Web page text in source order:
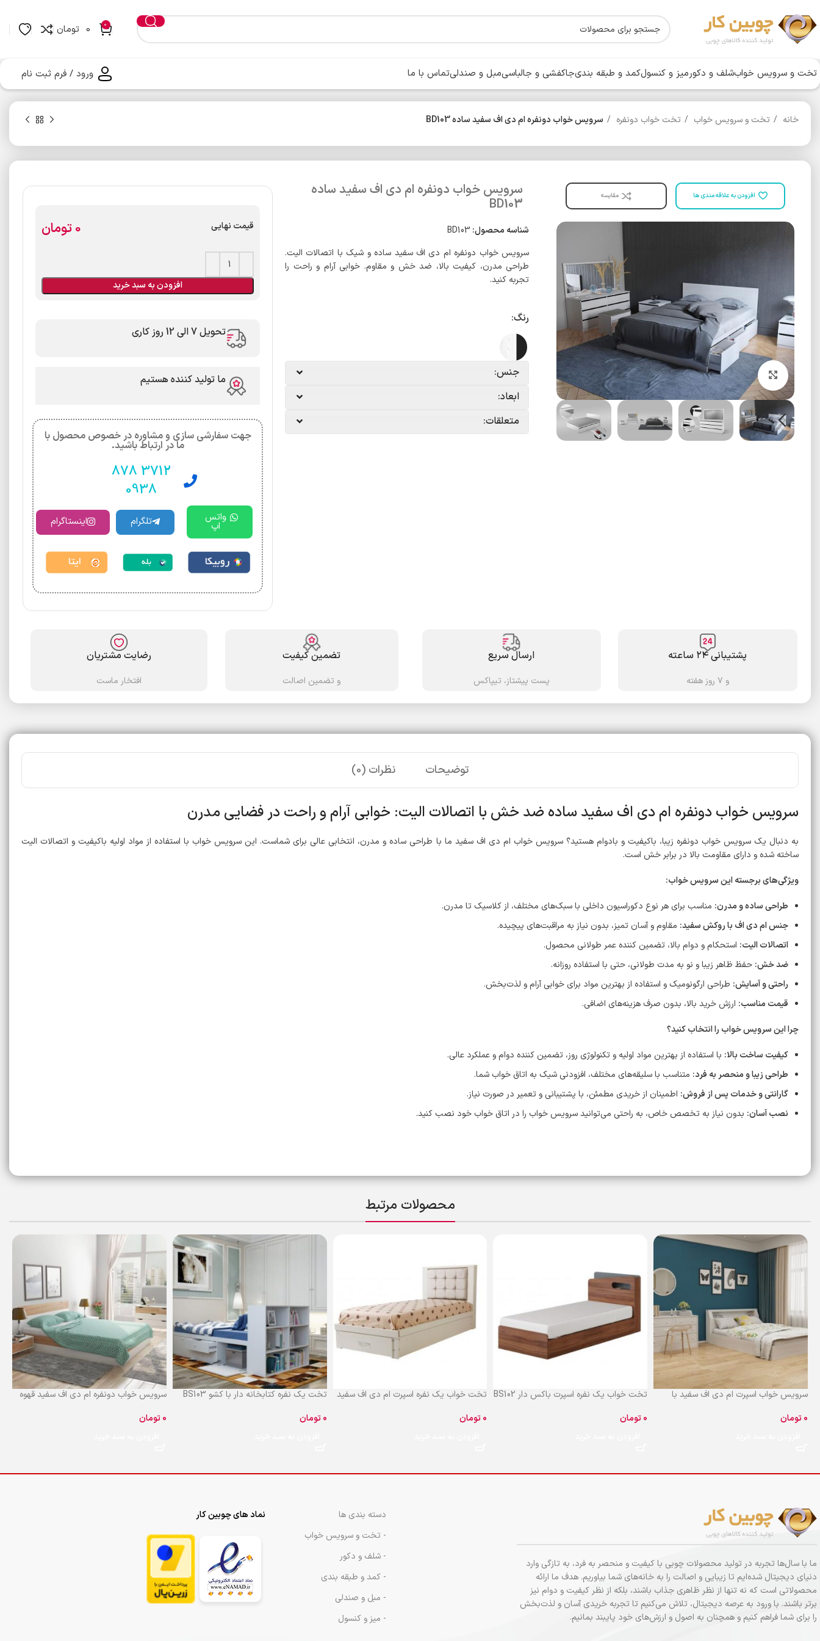
0
0 تومان
تخت و سرویس خوابشلف و دکورمیز و کنسولکمد و طبقه بندیجاکفشی و جالباسیمبل و صندلیتماس با ما ورود / فرم ثبت نام
خانه تخت و سرویس خواب تخت خواب دونفره سرویس خواب دونفره ام دی اف سفید ساده BD103
افزودن به علاقه مندی ها مقایسه
برای بزرگنمایی کلیک کنید
سرویس خواب دونفره ام دی اف سفید ساده
BD103
شناسه محصول: BD103
سرویس خواب دونفره ام دی اف سفید ساده و شیک با اتصالات الیت.
طراحی مدرن، کیفیت بالا، ضد خش و مقاوم. خوابی آرام و راحت را
تجربه کنید.
رنگ:
جنس:
ابعاد:
متعلقات:
قیمت نهایی تومان
افزودن به سبد خرید
تحویل 7 الی 12 روز کاری
ما تولید کننده هستیم
جهت سفارشی سازی و مشاوره در خصوص محصول با
ما در ارتباط باشید.
3712 878
0938
واتس
اپ تلگرام اینستاگرام
پشتیبانی ۲۴ ساعته
و ۷ روز هفته
ارسال سریع
پست پیشتاز، تیپاکس
تضمین کیفیت
و تضمین اصالت
رضایت مشتریان
افتخار ماست
توضیحات نظرات (0)
سرویس خواب دونفره ام دی اف سفید ساده ضد خش با اتصالات الیت: خوابی آرام و راحت در فضایی مدرن
به دنبال یک سرویس خواب دونفره زیبا، باکیفیت و بادوام هستید؟ سرویس خواب ام دی اف سفید ما با طراحی ساده و مدرن، انتخابی عالی برای شماست. این سرویس خواب با استفاده از مواد اولیه باکیفیت و اتصالات الیت
ساخته شده و دارای مقاومت بالا در برابر خش است.
ویژگی‌های برجسته این سرویس خواب:
طراحی ساده و مدرن: مناسب برای هر نوع دکوراسیون داخلی با سبک‌های مختلف، از کلاسیک تا مدرن.
جنس ام دی اف با روکش سفید: مقاوم و آسان تمیز، بدون نیاز به مراقبت‌های پیچیده.
اتصالات الیت: استحکام و دوام بالا، تضمین کننده عمر طولانی محصول.
ضد خش: حفظ ظاهر زیبا و نو به مدت طولانی، حتی با استفاده روزانه.
راحتی و آسایش: طراحی ارگونومیک و استفاده از بهترین مواد برای خوابی آرام و لذت‌بخش.
قیمت مناسب: ارزش خرید بالا، بدون صرف هزینه‌های اضافی.
چرا این سرویس خواب را انتخاب کنید؟
کیفیت ساخت بالا: با استفاده از بهترین مواد اولیه و تکنولوژی روز، تضمین کننده دوام و عملکرد عالی.
طراحی زیبا و منحصر به فرد: متناسب با سلیقه‌های مختلف، افزودنی شیک به اتاق خواب شما.
گارانتی و خدمات پس از فروش: اطمینان از خریدی مطمئن، با پشتیبانی و تعمیر در صورت نیاز.
نصب آسان: بدون نیاز به تخصص خاص، به راحتی می‌توانید سرویس خواب را در اتاق خواب خود نصب کنید.
محصولات مرتبط
سرویس خواب اسپرت ام دی اف سفید با
تومان
تخت خواب یک نفره اسپرت باکس دار BS102
تومان
تخت خواب یک نفره اسپرت ام دی اف سفید
تومان
تخت یک نفره کتابخانه دار با کشو BS103
تومان
سرویس خواب دونفره ام دی اف سفید قهوه
تومان
ما با سال‌ها تجربه در تولید محصولات چوبی با کیفیت و منحصر به فرد، به تازگی وارد
دنیای دیجیتال شده‌ایم تا زیبایی و اصالت را به خانه‌های شما بیاوریم. هدف ما ارائه
محصولاتی است که نه تنها از نظر ظاهری جذاب باشند، بلکه از نظر کیفیت و دوام نیز
برتر باشند. با ورود به عرصه دیجیتال، تلاش می‌کنیم تا تجربه خریدی آسان و لذت‌بخش
را برای شما فراهم کنیم و همچنان به اصول و ارزش‌های خود پایبند بمانیم.
دسته بندی ها
- تخت و سرویس خواب
- شلف و دکور
- کمد و طبقه بندی
- مبل و صندلی
- میز و کنسول
نماد های چوبین کار